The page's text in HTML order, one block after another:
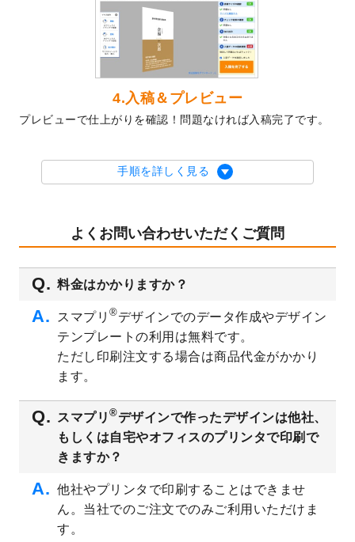
2024年辰年の年賀ポスターデザインテンプ
レート
を公開いたしました。
箔押し年賀状のデザインテンプレート
開いたしました。
クリアファイル、封筒、うちわにてオリジ
ナルデザインで作成できるようになりまし
た！
を公開いたしました。
2023/9/1
2024年版1月始まりのカレンダーデザイン
オリジナルサイズ、変型サイズで作成でき
るようになりました！
2023/8/18
チケットのデザインテンプレートを追加し
ました。
2023/8/7
【新商品】チケット
が作成できるようにな
りました！
美容・エステのチラシデザインテンプレー
トを追加しました。
いたしました。
2023/6/12
うちわのデザインテンプレート
を公開いた
しました。
を公開いたしました。
2023/5/9
書類カバー（見積書表紙）のデザインテン
4.入稿＆プレビュー
プレビューで仕上がりを確認！問題なければ入稿完了です。
手順を詳しく見る
よくお問い合わせいただくご質問
料金はかかりますか？
スマプリ ®デザインでのデータ作成やデザイン
テンプレートの利用は無料です。
ただし印刷注文する場合は商品代金がかかり
ます。
スマプリ ®デザインで作ったデザインは他社、
もしくは自宅やオフィスのプリンタで印刷で
きますか？
他社やプリンタで印刷することはできませ
ん。当社でのご注文でのみご利用いただけま
す。